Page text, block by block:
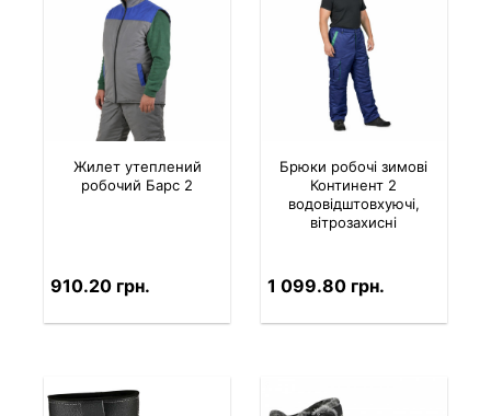
Жилет утеплений
робочий Барс 2
910.20 грн.
Брюки робочі зимові
Континент 2
водовідштовхуючі,
вітрозахисні
1 099.80 грн.